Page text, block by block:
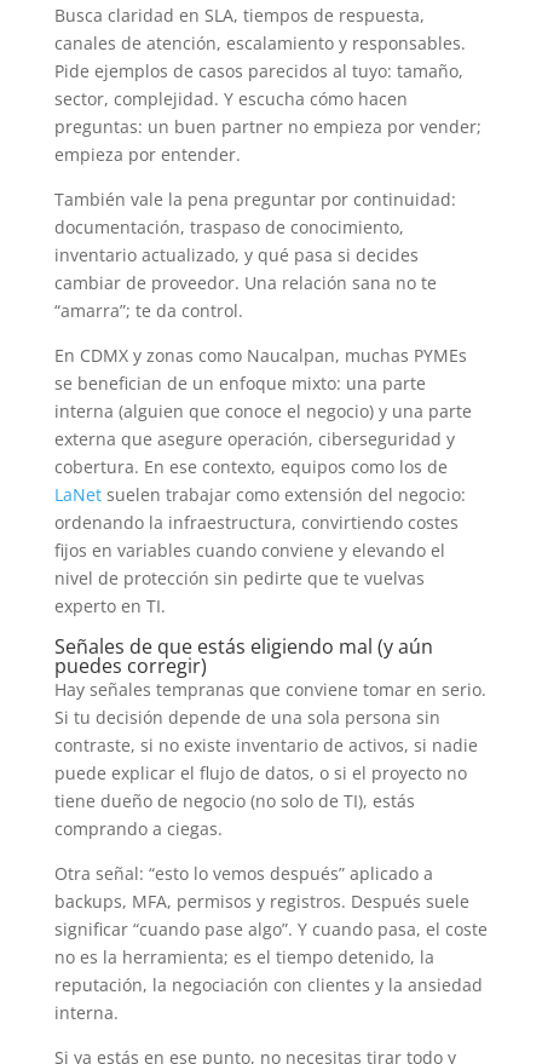
Busca claridad en SLA, tiempos de respuesta,
canales de atención, escalamiento y responsables.
Pide ejemplos de casos parecidos al tuyo: tamaño,
sector, complejidad. Y escucha cómo hacen
preguntas: un buen partner no empieza por vender;
empieza por entender.
También vale la pena preguntar por continuidad:
documentación, traspaso de conocimiento,
inventario actualizado, y qué pasa si decides
cambiar de proveedor. Una relación sana no te
“amarra”; te da control.
En CDMX y zonas como Naucalpan, muchas PYMEs
se benefician de un enfoque mixto: una parte
interna (alguien que conoce el negocio) y una parte
externa que asegure operación, ciberseguridad y
cobertura. En ese contexto, equipos como los de
LaNetsuelen trabajar como extensión del negocio:
ordenando la infraestructura, convirtiendo costes
fijos en variables cuando conviene y elevando el
nivel de protección sin pedirte que te vuelvas
experto en TI.
Señales de que estás eligiendo mal (y aún
puedes corregir)
Hay señales tempranas que conviene tomar en serio.
Si tu decisión depende de una sola persona sin
contraste, si no existe inventario de activos, si nadie
puede explicar el flujo de datos, o si el proyecto no
tiene dueño de negocio (no solo de TI), estás
comprando a ciegas.
Otra señal: “esto lo vemos después” aplicado a
backups, MFA, permisos y registros. Después suele
significar “cuando pase algo”. Y cuando pasa, el coste
no es la herramienta; es el tiempo detenido, la
reputación, la negociación con clientes y la ansiedad
interna.
Si ya estás en ese punto, no necesitas tirar todo y